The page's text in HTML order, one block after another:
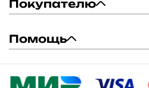
Покупателю
Помощь